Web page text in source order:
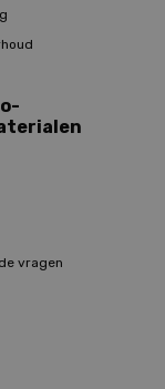
vragen